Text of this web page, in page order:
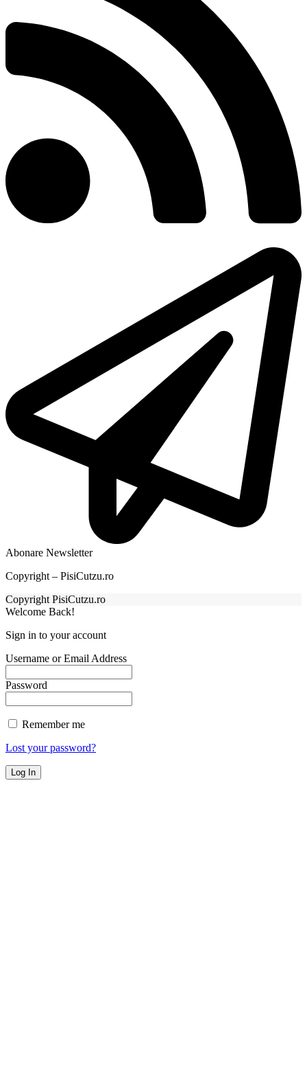
Abonare Newsletter
Copyright – PisiCutzu.ro
Copyright PisiCutzu.ro
Welcome Back!
Sign in to your account
Username or Email Address
Password
Remember me
Lost your password?